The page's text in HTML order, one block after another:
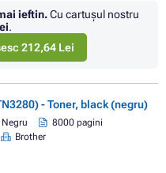
ieftin.Cu cartuşul nostru
.
212,64 Lei
- Toner, black (negru)
Negru
8000 pagini
Brother